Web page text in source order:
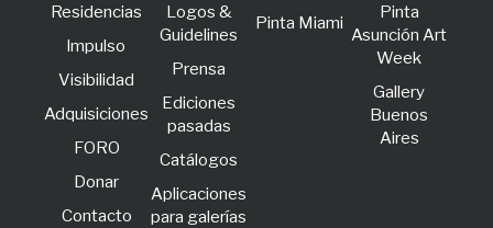
Residencias
lmpulso
Visibilidad
Adquisiciones
FORO
Donar
Contacto
Logos &
Guidelines
Prensa
Ediciones
pasadas
Catálogos
Aplicaciones
para galerías
Pinta Miami
Pinta
Asunción Art
Week
Gallery
Buenos
Aires